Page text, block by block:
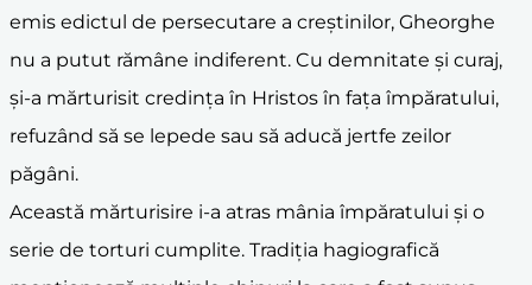
emis edictul de persecutare a creștinilor, Gheorghe
nu a putut rămâne indiferent. Cu demnitate și curaj,
și-a mărturisit credința în Hristos în fața împăratului,
refuzând să se lepede sau să aducă jertfe zeilor
păgâni.
Această mărturisire i-a atras mânia împăratului și o
serie de torturi cumplite. Tradiția hagiografică